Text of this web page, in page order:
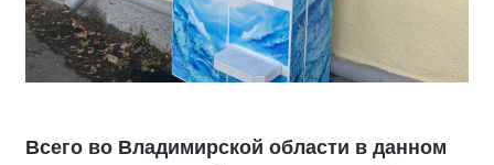
Всего во Владимирской области в данном